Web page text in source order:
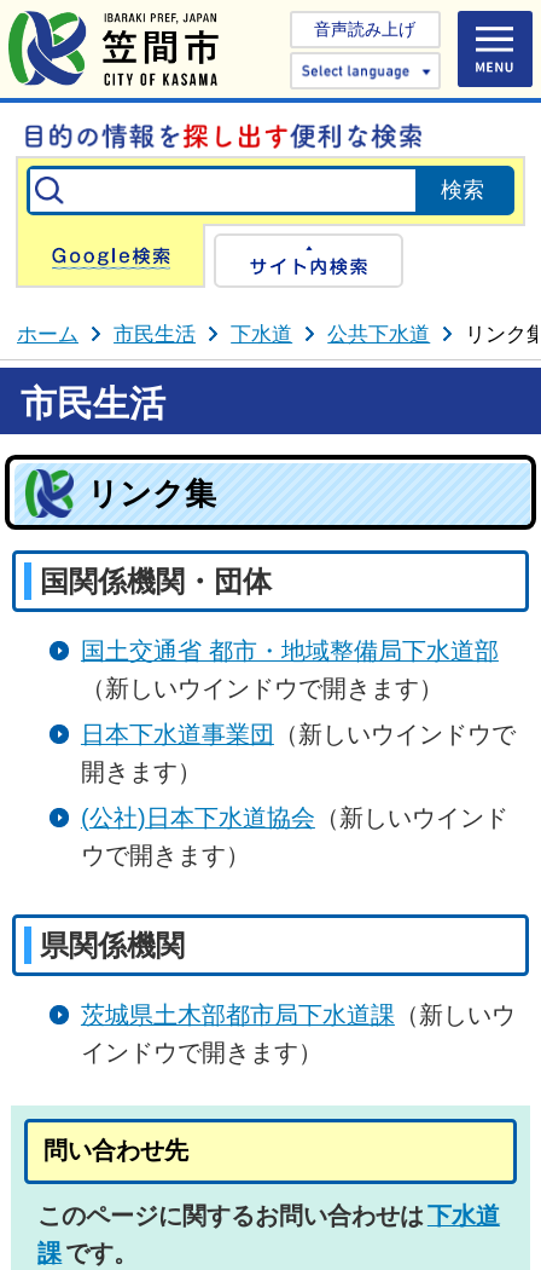
音声読み上げ
Select
Google検索
ホーム 市民生活 下水道 公共下水道 リンク
市民生活
リンク集
国関係機関・団体
国土交通省 都市・地域整備局下水道部
（新しいウインドウで開きます）
日本下水道事業団 （新しいウインドウで
開きます）
(公社)日本下水道協会 （新しいウインド
ウで開きます）
県関係機関
茨城県土木部都市局下水道課 （新しいウ
インドウで開きます）
問い合わせ先
このページに関するお問い合わせは下水道
課です。